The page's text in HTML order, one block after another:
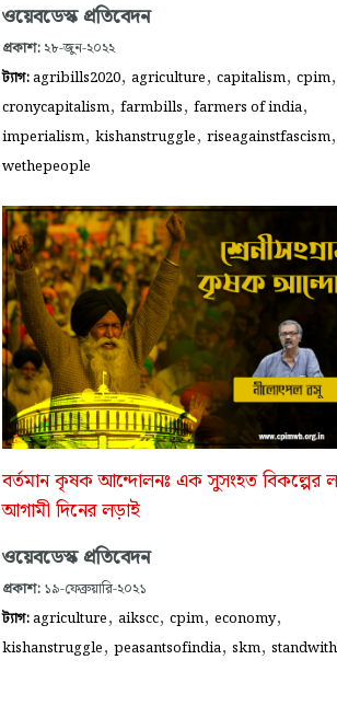
ওয়েবডেস্ক প্রতিবেদন
প্রকাশ: ২৮-জুন-২০২২
ট্যাগ:agribills2020, agriculture, capitalism, cpim,
cronycapitalism, farmbills, farmers of india,
imperialism, kishanstruggle, riseagainstfascism,
wethepeople
বর্তমান কৃষক আন্দোলনঃ এক সুসংহত বিকল্পের
আগামী দিনের লড়াই
ওয়েবডেস্ক প্রতিবেদন
প্রকাশ: ১৯-ফেব্রুয়ারি-২০২১
ট্যাগ:agriculture, aikscc, cpim, economy,
kishanstruggle, peasantsofindia, skm,